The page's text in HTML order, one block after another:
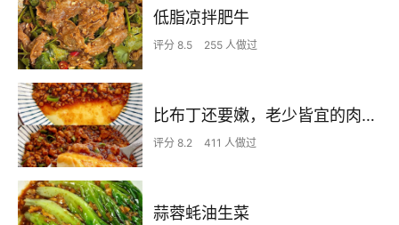
低脂凉拌肥牛
评分 8.5 255 人做过
比布丁还要嫩，老少皆宜的肉沫蒸蛋
评分 8.2 411 人做过
蒜蓉蚝油生菜